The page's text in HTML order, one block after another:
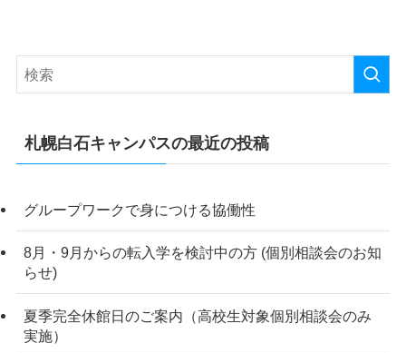
札幌白石キャンパスの最近の投稿
グループワークで身につける協働性
8月・9月からの転入学を検討中の方 (個別相談会のお知
らせ)
夏季完全休館日のご案内（高校生対象個別相談会のみ
実施）